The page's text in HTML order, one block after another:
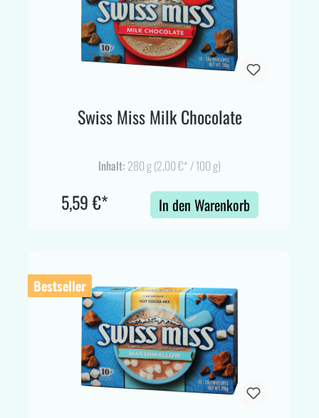
Swiss Miss Milk Chocolate
Inhalt: 280 g(2,00 €* / 100 g)
5,59 €* In den Warenkorb
Bestseller